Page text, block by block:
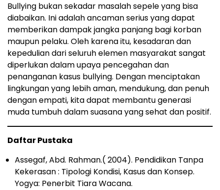
Bullying bukan sekadar masalah sepele yang bisa
diabaikan. Ini adalah ancaman serius yang dapat
memberikan dampak jangka panjang bagi korban
maupun pelaku. Oleh karena itu, kesadaran dan
kepedulian dari seluruh elemen masyarakat sangat
diperlukan dalam upaya pencegahan dan
penanganan kasus bullying. Dengan menciptakan
lingkungan yang lebih aman, mendukung, dan penuh
dengan empati, kita dapat membantu generasi
muda tumbuh dalam suasana yang sehat dan positif.
Daftar Pustaka
Assegaf, Abd. Rahman.( 2004). Pendidikan Tanpa
Kekerasan : Tipologi Kondisi, Kasus dan Konsep.
Yogya: Penerbit Tiara Wacana.